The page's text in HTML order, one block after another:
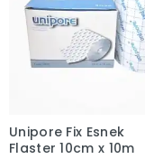
Unipore Fix Esnek
Flaster 10cm x 10m